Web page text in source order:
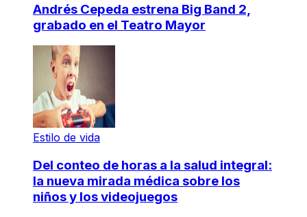
Andrés Cepeda estrena Big Band 2,
grabado en el Teatro Mayor
Estilo de vida
Del conteo de horas a la salud integral:
la nueva mirada médica sobre los
niños y los videojuegos